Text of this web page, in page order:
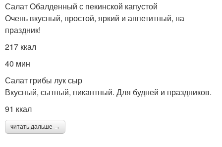
Салат Обалденный с пекинской капустой
Очень вкусный, простой, яркий и аппетитный, на
праздник!
217 ккал
40 мин
Салат грибы лук сыр
Вкусный, сытный, пикантный. Для будней и праздников.
91 ккал
читать дальше →